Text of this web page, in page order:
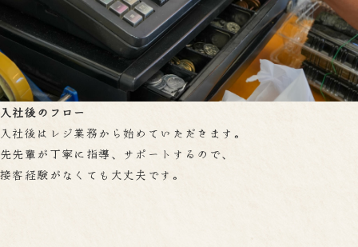
入社後のフロー
入社後はレジ業務から始めていただきます。
先先輩が丁寧に指導、サポートするので、
接客経験がなくても大丈夫です。